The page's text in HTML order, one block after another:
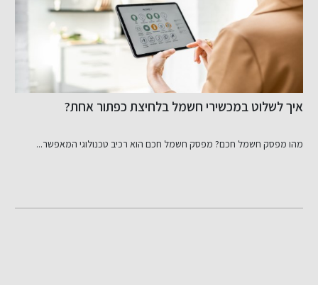
איך לשלוט במכשירי חשמל בלחיצת כפתור אחת?
מהו מפסק חשמל חכם? מפסק חשמל חכם הוא רכיב טכנולוגי המאפשר...